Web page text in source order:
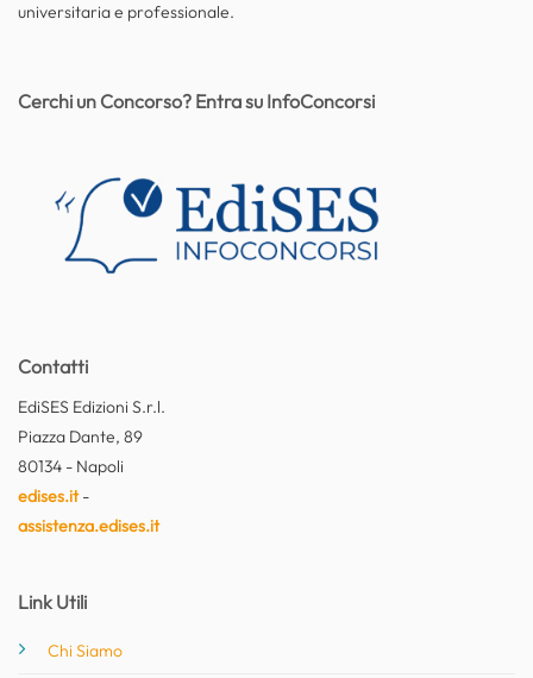
universitaria e professionale.
Contatti
EdiSES Edizioni S.r.l.
Piazza Dante, 89
80134 - Napoli
edises.it-
assistenza.edises.it
Link Utili
Chi Siamo
Cerchi un Concorso? Entra su InfoConcorsi